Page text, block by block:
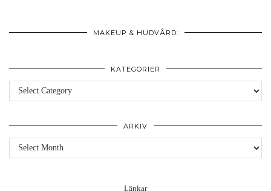
MAKEUP & HUDVÅRD:
KATEGORIER
Kategorier
ARKIV
Arkiv
Länkar